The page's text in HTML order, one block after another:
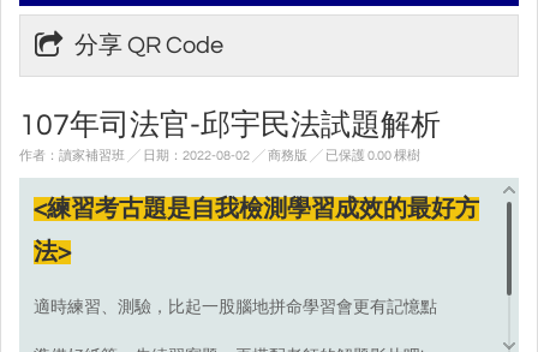
分享 QR Code
107年司法官-邱宇民法試題解析
作者：讀家補習班 ╱ 日期：2022-08-02 ╱ 商務版 ╱ 已保護 0.00 棵樹
<練習考古題是自我檢測學習成效的最好方
法>
適時練習、測驗，比起一股腦地拼命學習會更有記憶點